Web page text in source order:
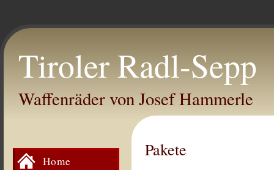
Tiroler Radl-Sepp
Waffenräder von Josef Hammerle
Home
Pakete